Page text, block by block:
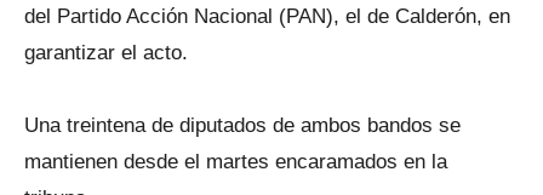
del Partido Acción Nacional (PAN), el de Calderón, en
garantizar el acto.
Una treintena de diputados de ambos bandos se
mantienen desde el martes encaramados en la